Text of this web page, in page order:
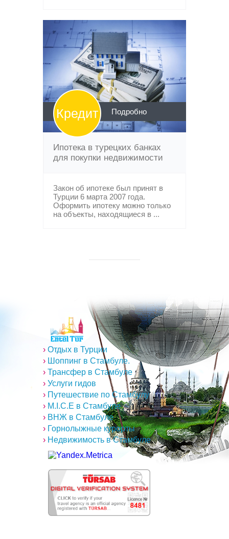
Кредит Подробно
Ипотека в турецких банках
для покупки недвижимости
Закон об ипотеке был принят в
Турции 6 марта 2007 года.
Оформить ипотеку можно только
на объекты, находящиеся в ...
› Отдых в Турции
› Шоппинг в Стамбуле.
› Трансфер в Стамбуле
› Услуги гидов
› Путешествие по Стамбулу
› M.I.C.E в Стамбуле
› ВНЖ в Стамбуле
› Горнолыжные курорты
› Недвижимость в Стамбуле